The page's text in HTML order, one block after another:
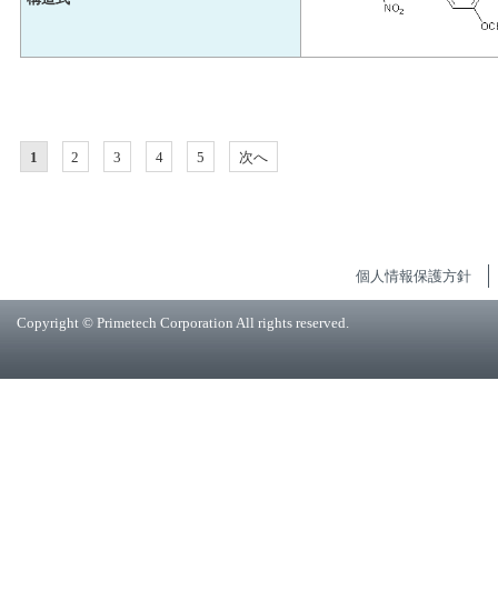
1 2 3 4 5 次へ
個人情報保護方針
Copyright © Primetech Corporation All rights reserved.